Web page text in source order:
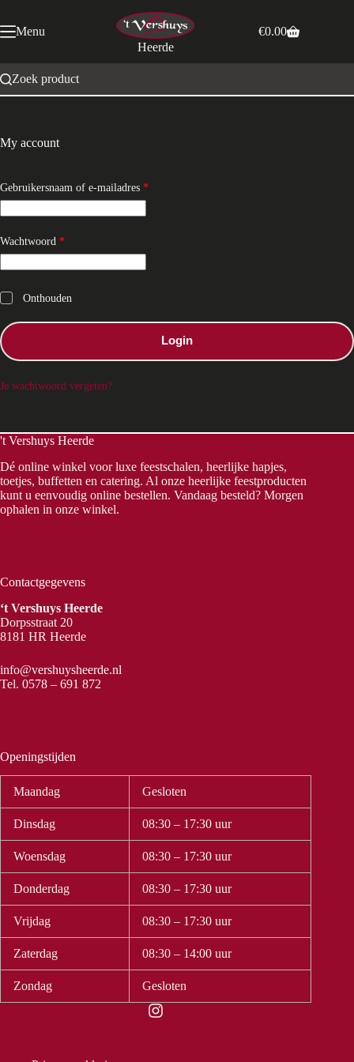
de Menu
Heerde
Winkelwagen
€0.00
Zoek product
My account
Gebruikersnaam of e-mailadres *Vereist
Wachtwoord *Vereist
Onthouden
Login
Je wachtwoord vergeten?
't Vershuys Heerde
Dé online winkel voor luxe feestschalen, heerlijke hapjes,
toetjes, buffetten en catering. Al onze heerlijke feestproducten
kunt u eenvoudig online bestellen. Vandaag besteld? Morgen
ophalen in onze winkel.
Contactgegevens
‘t Vershuys Heerde
Dorpsstraat 20
8181 HR Heerde
info@vershuysheerde.nl
Tel. 0578 – 691 872
Openingstijden
Maandag Gesloten
Dinsdag 08:30 – 17:30 uur
Woensdag 08:30 – 17:30 uur
Donderdag 08:30 – 17:30 uur
Vrijdag 08:30 – 17:30 uur
Zaterdag 08:30 – 14:00 uur
Zondag Gesloten